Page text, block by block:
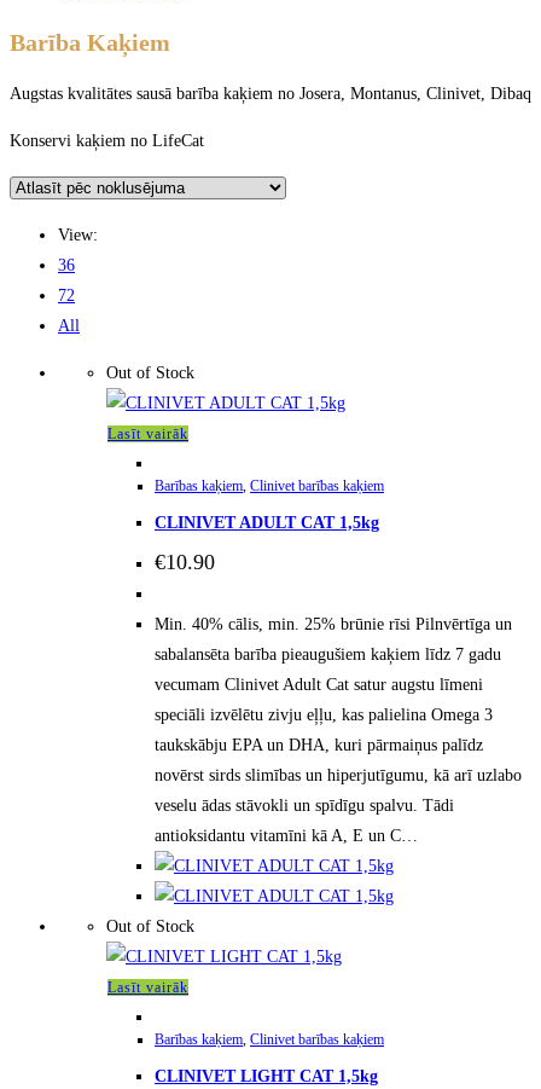
Barība Kaķiem
Augstas kvalitātes sausā barība kaķiem no Josera, Montanus, Clinivet, Dibaq
Konservi kaķiem no LifeCat
View:
36
72
All
Out of Stock
Lasīt vairāk
Barības kaķiem, Clinivet barības kaķiem
CLINIVET ADULT CAT 1,5kg
€10.90
Min. 40% cālis, min. 25% brūnie rīsi Pilnvērtīga un
sabalansēta barība pieaugušiem kaķiem līdz 7 gadu
vecumam Clinivet Adult Cat satur augstu līmeni
speciāli izvēlētu zivju eļļu, kas palielina Omega 3
taukskābju EPA un DHA, kuri pārmaiņus palīdz
novērst sirds slimības un hiperjutīgumu, kā arī uzlabo
veselu ādas stāvokli un spīdīgu spalvu. Tādi
antioksidantu vitamīni kā A, E un C…
Out of Stock
Lasīt vairāk
Barības kaķiem, Clinivet barības kaķiem
CLINIVET LIGHT CAT 1,5kg